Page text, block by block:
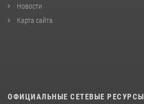
Новости
Карта сайта
ОФИЦИАЛЬНЫЕ СЕТЕВЫЕ РЕСУРСЫ